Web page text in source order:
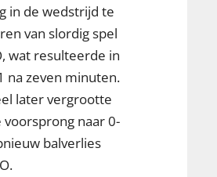
in de wedstrijd te
van slordig spel
wat resulteerde in
na zeven minuten.
later vergrootte
voorsprong naar 0-
balverlies